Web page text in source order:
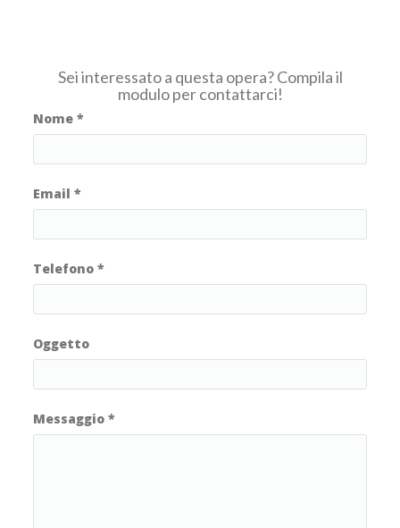
Sei interessato a questa opera? Compila il
modulo per contattarci!
Nome *
Email *
Telefono *
Oggetto
Messaggio *